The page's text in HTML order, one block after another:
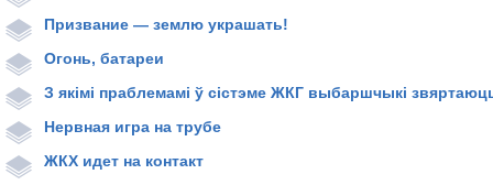
Призвание — землю украшать!
Огонь, батареи
З якімі праблемамі ў сістэме ЖКГ выбаршчыкі
Нервная игра на трубе
ЖКХ идет на контакт